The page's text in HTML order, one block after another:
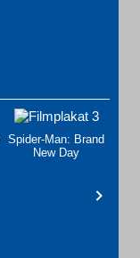
Spider-Man: Brand
New Day